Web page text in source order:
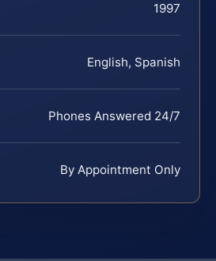
1997
English, Spanish
Phones Answered 24/7
By Appointment Only